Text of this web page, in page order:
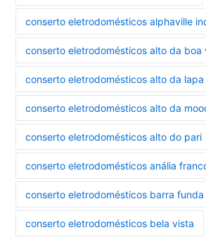
conserto eletrodomésticos alphaville
conserto eletrodomésticos alto da boa
conserto eletrodomésticos alto da lapa
conserto eletrodomésticos alto da
conserto eletrodomésticos alto do pari
conserto eletrodomésticos anália
conserto eletrodomésticos barra funda
conserto eletrodomésticos bela vista